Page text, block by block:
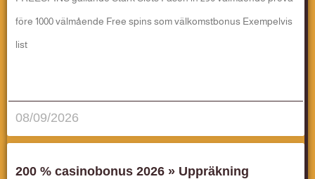
före 1000 välmående Free spins som välkomstbonus Exempelvis
list
08/09/2026
200 % casinobonus 2026 » Uppräkning